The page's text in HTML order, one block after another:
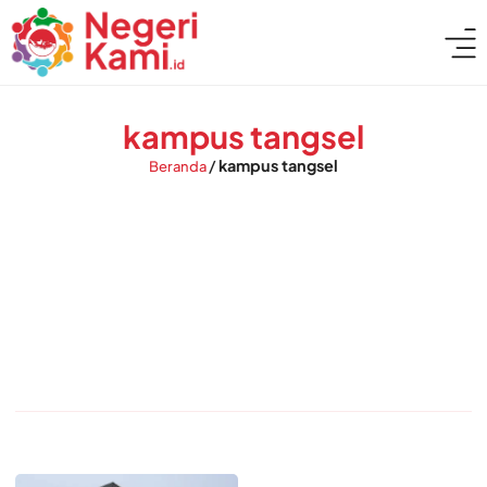
kampus tangsel
Beranda/kampus tangsel